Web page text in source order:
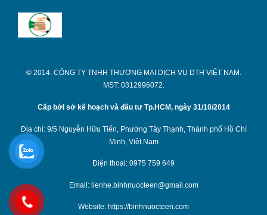
Liên hệ ngay
© 2014. CÔNG TY TNHH THƯƠNG MẠI DỊCH VỤ DTH VIỆT NAM.
MST: 0312996072.
Cấp bởi sở kế hoạch và đầu tư Tp.HCM, ngày 31/10/2014
Địa chỉ: 9/5 Nguyễn Hữu Tiến, Phường Tây Thạnh, Thành phố Hồ Chí
Minh, Việt Nam
Điện thoại: 0975 759 649
Email: lienhe.binhnuocteen@gmail.com
Website: https://binhnuocteen.com